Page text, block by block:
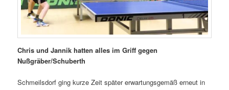
Chris und Jannik hatten alles im Griff gegen
Nußgräber/Schuberth
Schmeilsdorf ging kurze Zeit später erwartungsgemäß erneut in